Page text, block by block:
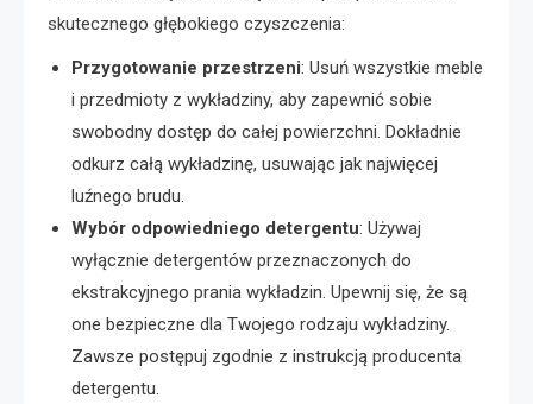
skutecznego głębokiego czyszczenia:
Przygotowanie przestrzeni: Usuń wszystkie meble
i przedmioty z wykładziny, aby zapewnić sobie
swobodny dostęp do całej powierzchni. Dokładnie
odkurz całą wykładzinę, usuwając jak najwięcej
luźnego brudu.
Wybór odpowiedniego detergentu: Używaj
wyłącznie detergentów przeznaczonych do
ekstrakcyjnego prania wykładzin. Upewnij się, że są
one bezpieczne dla Twojego rodzaju wykładziny.
Zawsze postępuj zgodnie z instrukcją producenta
detergentu.